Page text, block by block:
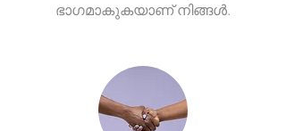
ഭാഗമാകുകയാണ് നിങ്ങൾ.